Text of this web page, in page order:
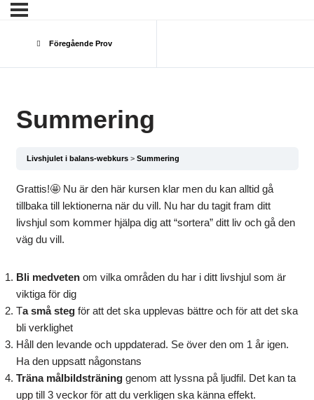
Föregående Prov
Summering
Livshjulet i balans-webkurs Summering
Grattis!🤩 Nu är den här kursen klar men du kan alltid gå
tillbaka till lektionerna när du vill. Nu har du tagit fram ditt
livshjul som kommer hjälpa dig att “sortera” ditt liv och gå den
väg du vill.
Bli medvetenom vilka områden du har i ditt livshjul som är
viktiga för dig
Ta små stegför att det ska upplevas bättre och för att det ska
bli verklighet
Håll den levande och uppdaterad. Se över den om 1 år igen.
Ha den uppsatt någonstans
Träna målbildsträninggenom att lyssna på ljudfil. Det kan ta
upp till 3 veckor för att du verkligen ska känna effekt.